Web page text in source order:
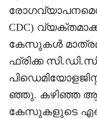
CDC)
കേസുകൾ
ഫ്രിക്ക
ഞ്ഞു. കഴിഞ്ഞ
കേസുകളുടെ